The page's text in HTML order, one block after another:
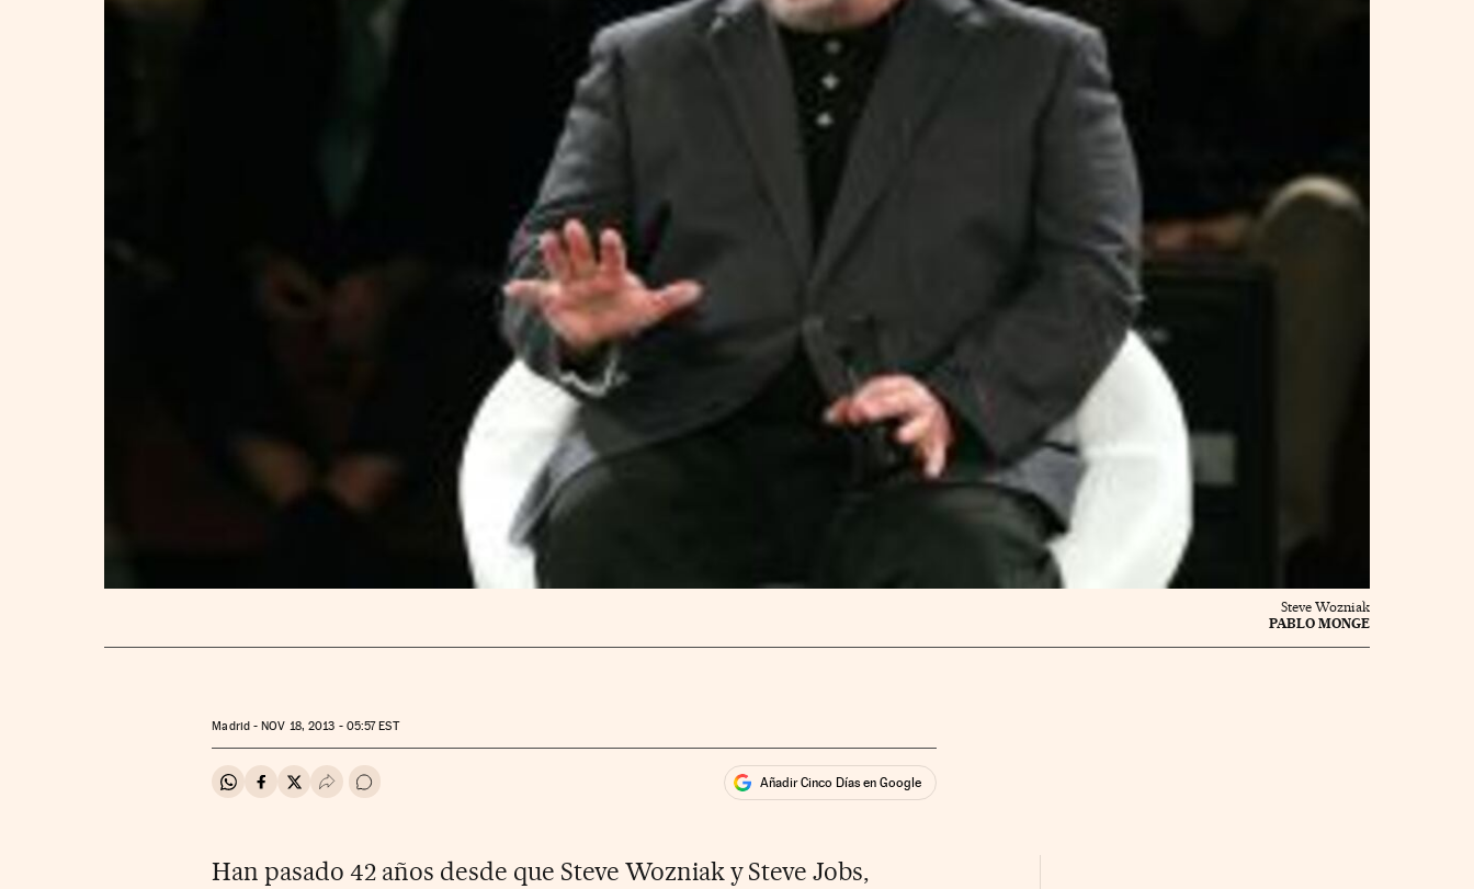
Steve Wozniak
PABLO MONGE
Madrid - NOV 18, 2013 - 05:57EST
Compartir en Whatsapp
Compartir en Facebook
Compartir en Twitter
Desplegar Redes Sociales
Ir a los comentarios Añadir Cinco Días en Google
Han pasado 42 años desde que Steve Wozniak y Steve Jobs,